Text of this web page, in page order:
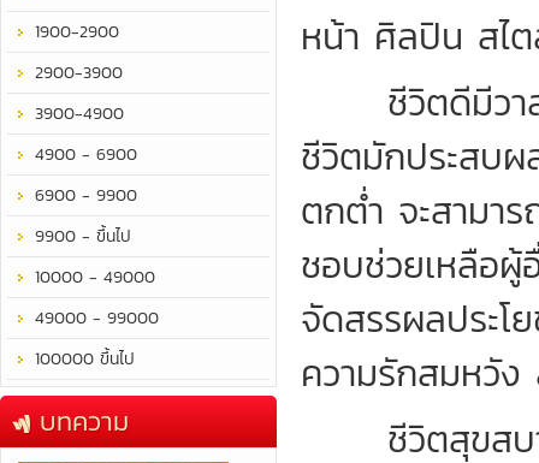
1900-2900
2900-3900
3900-4900
4900 - 6900
6900 - 9900
9900 - ขึ้นไป
10000 - 49000
49000 - 99000
100000 ขึ้นไป
บทความ
หน้า ศิลปิน สไ
ชีวิตดีมีวาสน
ชีวิตมักประสบผ
ตกต่ำ จะสามา
ชอบช่วยเหลือผู้
จัดสรรผลประ
ความรักสมหวั
ชีวิตสุขสบาย